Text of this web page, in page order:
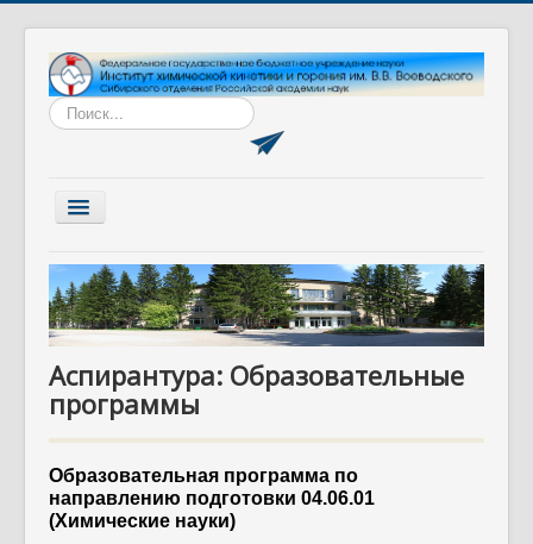
Искать...
Включить/
выключить
Главная
Институт
Наука
Образование
Диссертационный совет
Разработки
Вакансии
Аспирантура: Образовательные
программы
Образовательная программа по
направлению подготовки 04.06.01
(Химические науки)